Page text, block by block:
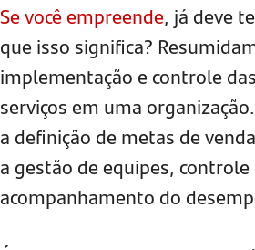
Se você empreende, já deve
que isso significa?
implementação e controle
serviços em uma
a definição de metas de
a gestão de equipes,
acompanhamento do